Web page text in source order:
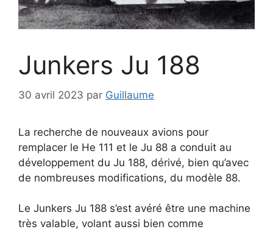
Junkers Ju 188
30 avril 2023 par Guillaume
La recherche de nouveaux avions pour
remplacer le He 111 et le Ju 88 a conduit au
développement du Ju 188, dérivé, bien qu’avec
de nombreuses modifications, du modèle 88.
Le Junkers Ju 188 s’est avéré être une machine
très valable, volant aussi bien comme